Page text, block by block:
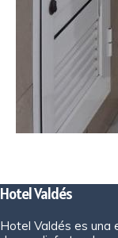
Hotel Valdés
Hotel Valdés es una